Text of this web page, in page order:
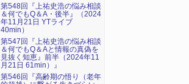
第548回『上祐史浩の悩み相談
＆何でもQ＆A・後半』（2024
年11月21日 YTライブ
40min）
第547回『上祐史浩の悩み相談
＆何でもQ＆Aと情報の真偽を
見抜く知恵』前半（2024年11
月21日 61min）』
第546回『高齢期の悟り（老年